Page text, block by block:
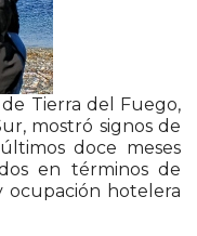
Tierra del Fuego,
mostró signos de
doce meses
en términos de
ocupación hotelera